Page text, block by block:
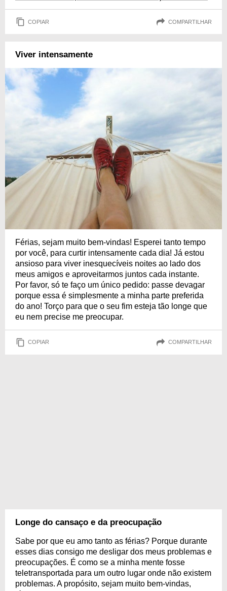
COPIAR COMPARTILHAR
Viver intensamente
Férias, sejam muito bem-vindas! Esperei tanto tempo
por você, para curtir intensamente cada dia! Já estou
ansioso para viver inesquecíveis noites ao lado dos
meus amigos e aproveitarmos juntos cada instante.
Por favor, só te faço um único pedido: passe devagar
porque essa é simplesmente a minha parte preferida
do ano! Torço para que o seu fim esteja tão longe que
eu nem precise me preocupar.
COPIAR COMPARTILHAR
Longe do cansaço e da preocupação
Sabe por que eu amo tanto as férias? Porque durante
esses dias consigo me desligar dos meus problemas e
preocupações. É como se a minha mente fosse
teletransportada para um outro lugar onde não existem
problemas. A propósito, sejam muito bem-vindas,